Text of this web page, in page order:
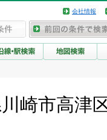
会社情報
崎市高津